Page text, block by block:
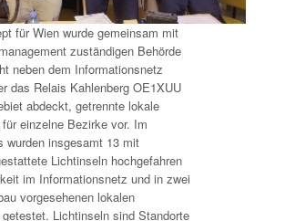
für Wien wurde gemeinsam mit
zuständigen Behörde
neben dem Informationsnetz
das Relais Kahlenberg OE1XUU
abdeckt, getrennte lokale
einzelne Bezirke vor. Im
wurden insgesamt 13 mit
Lichtinseln hochgefahren
im Informationsnetz und in zwei
vorgesehenen lokalen
Lichtinseln sind Standorte